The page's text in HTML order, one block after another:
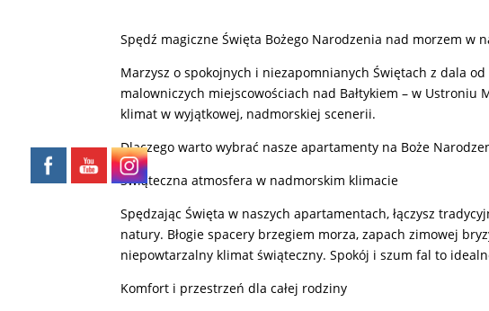
Spędź magiczne Święta Bożego Narodzenia nad morzem w
Marzysz o spokojnych i niezapomnianych Świętach z dala
malowniczych miejscowościach nad Bałtykiem – w Ustroniu
klimat w wyjątkowej, nadmorskiej scenerii.
Dlaczego warto wybrać nasze apartamenty na Boże
Świąteczna atmosfera w nadmorskim klimacie
Spędzając Święta w naszych apartamentach, łączysz
natury. Błogie spacery brzegiem morza, zapach zimowej
niepowtarzalny klimat świąteczny. Spokój i szum fal to
Komfort i przestrzeń dla całej rodziny